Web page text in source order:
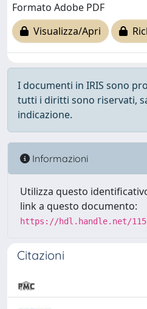
Formato Adobe PDF
Visualizza/Apri
I documenti in IRIS sono
tutti i diritti sono riservati,
indicazione.
Informazioni
Utilizza questo
link a questo documento:
https://hdl.handle.net/
Citazioni